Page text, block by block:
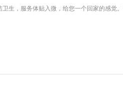
生，服务体贴入微，给您一个回家的感觉